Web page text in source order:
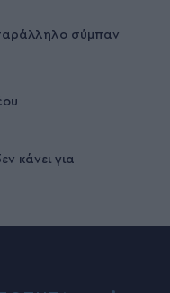
σύμπαν
κάνει για